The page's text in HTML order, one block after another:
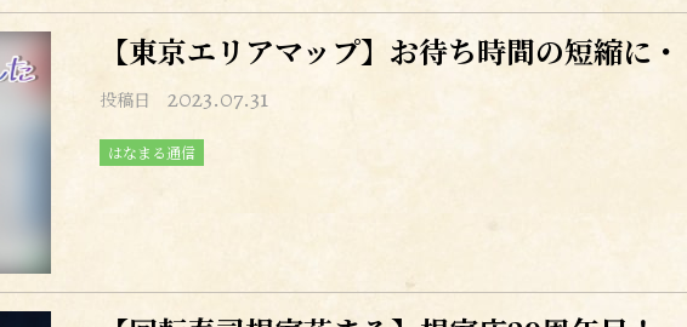
【東京エリアマップ】お待ち時間の短縮に
投稿日 2023.07.31
はなまる通信